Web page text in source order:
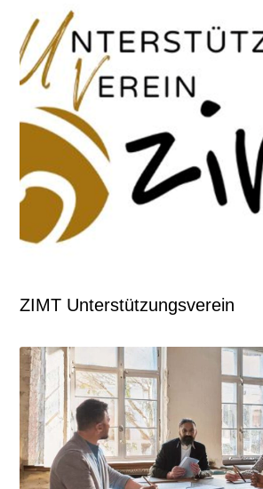
ZIMT Unterstützungsverein